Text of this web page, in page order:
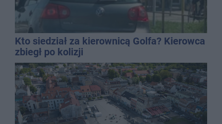
Kto siedział za kierownicą Golfa? Kierowca
zbiegł po kolizji